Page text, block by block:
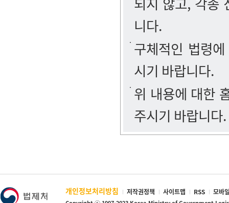
니다.
구체적인 법령
시기 바랍니다.
위 내용에 대한
주시기 바랍니다.
개인정보처리방침 저작권정책 사이트맵 RSS 모바